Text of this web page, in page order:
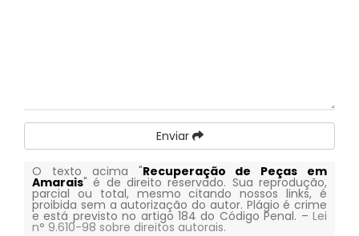
Enviar
O texto acima "Recuperação de Peças em
Amarais" é de direito reservado. Sua reprodução,
parcial ou total, mesmo citando nossos links, é
proibida sem a autorização do autor. Plágio é crime
e está previsto no artigo 184 do Código Penal. – Lei
n° 9.610-98 sobre direitos autorais.